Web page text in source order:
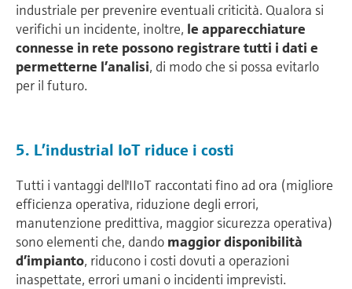
industriale per prevenire eventuali criticità. Qualora si
verifichi un incidente, inoltre, le apparecchiature
connesse in rete possono registrare tutti i dati e
permetterne l’analisi, di modo che si possa evitarlo
per il futuro.
5. L’industrial IoT riduce i costi
Tutti i vantaggi dell'IIoT raccontati fino ad ora (migliore
efficienza operativa, riduzione degli errori,
manutenzione predittiva, maggior sicurezza operativa)
sono elementi che, dando maggior disponibilità
d’impianto, riducono i costi dovuti a operazioni
inaspettate, errori umani o incidenti imprevisti.